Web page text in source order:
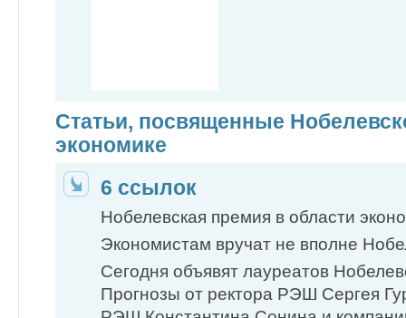
Статьи, посвященные
экономике
6 ссылок
Нобелевская премия в области
Экономистам вручат не вполне
Сегодня объявят лауреатов
Прогнозы от ректора РЭШ Сергея